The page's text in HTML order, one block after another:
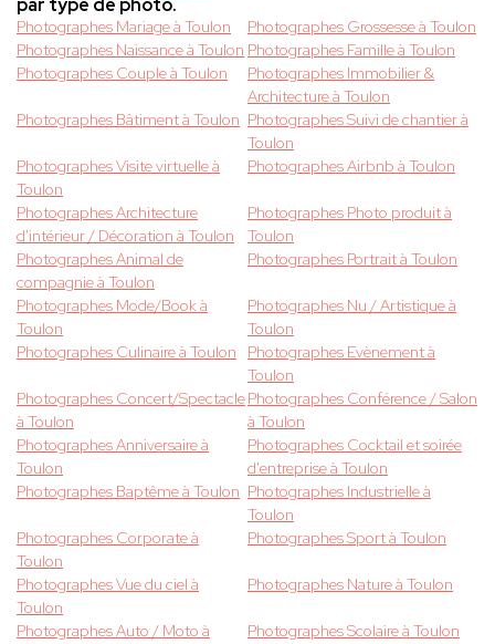
par type de photo.
Photographes Mariage à Toulon
Photographes Grossesse à Toulon
Photographes Naissance à Toulon Photographes Famille à Toulon
Photographes Couple à Toulon
Photographes Immobilier &
Architecture à Toulon
Photographes Bâtiment à Toulon Photographes Suivi de chantier à
Toulon
Photographes Visite virtuelle à
Toulon
Photographes Airbnb à Toulon
Photographes Architecture
d'intérieur / Décoration à Toulon
Photographes Photo produit à
Toulon
Photographes Animal de
compagnie à Toulon
Photographes Portrait à Toulon
Photographes Mode/Book à
Toulon
Photographes Nu / Artistique à
Toulon
Photographes Culinaire à Toulon
Photographes Evènement à
Toulon
Photographes Concert/Spectacle
à Toulon
Photographes Conférence / Salon
à Toulon
Photographes Anniversaire à
Toulon
Photographes Cocktail et soirée
d'entreprise à Toulon
Photographes Baptême à Toulon Photographes Industrielle à
Toulon
Photographes Corporate à
Toulon
Photographes Sport à Toulon
Photographes Vue du ciel à
Toulon
Photographes Nature à Toulon
Photographes Auto / Moto à Photographes Scolaire à Toulon